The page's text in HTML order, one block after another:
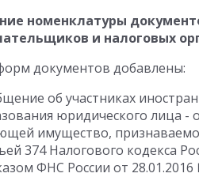
номенклатуры
и налоговых
документов добавлены:
об участниках
юридического лица -
имущество,
374 Налогового кодекса
ФНС России от